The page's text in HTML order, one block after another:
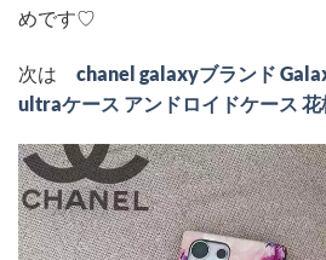
めです♡
次は chanel galaxyブランド
ultraケース アンドロイドケース 花